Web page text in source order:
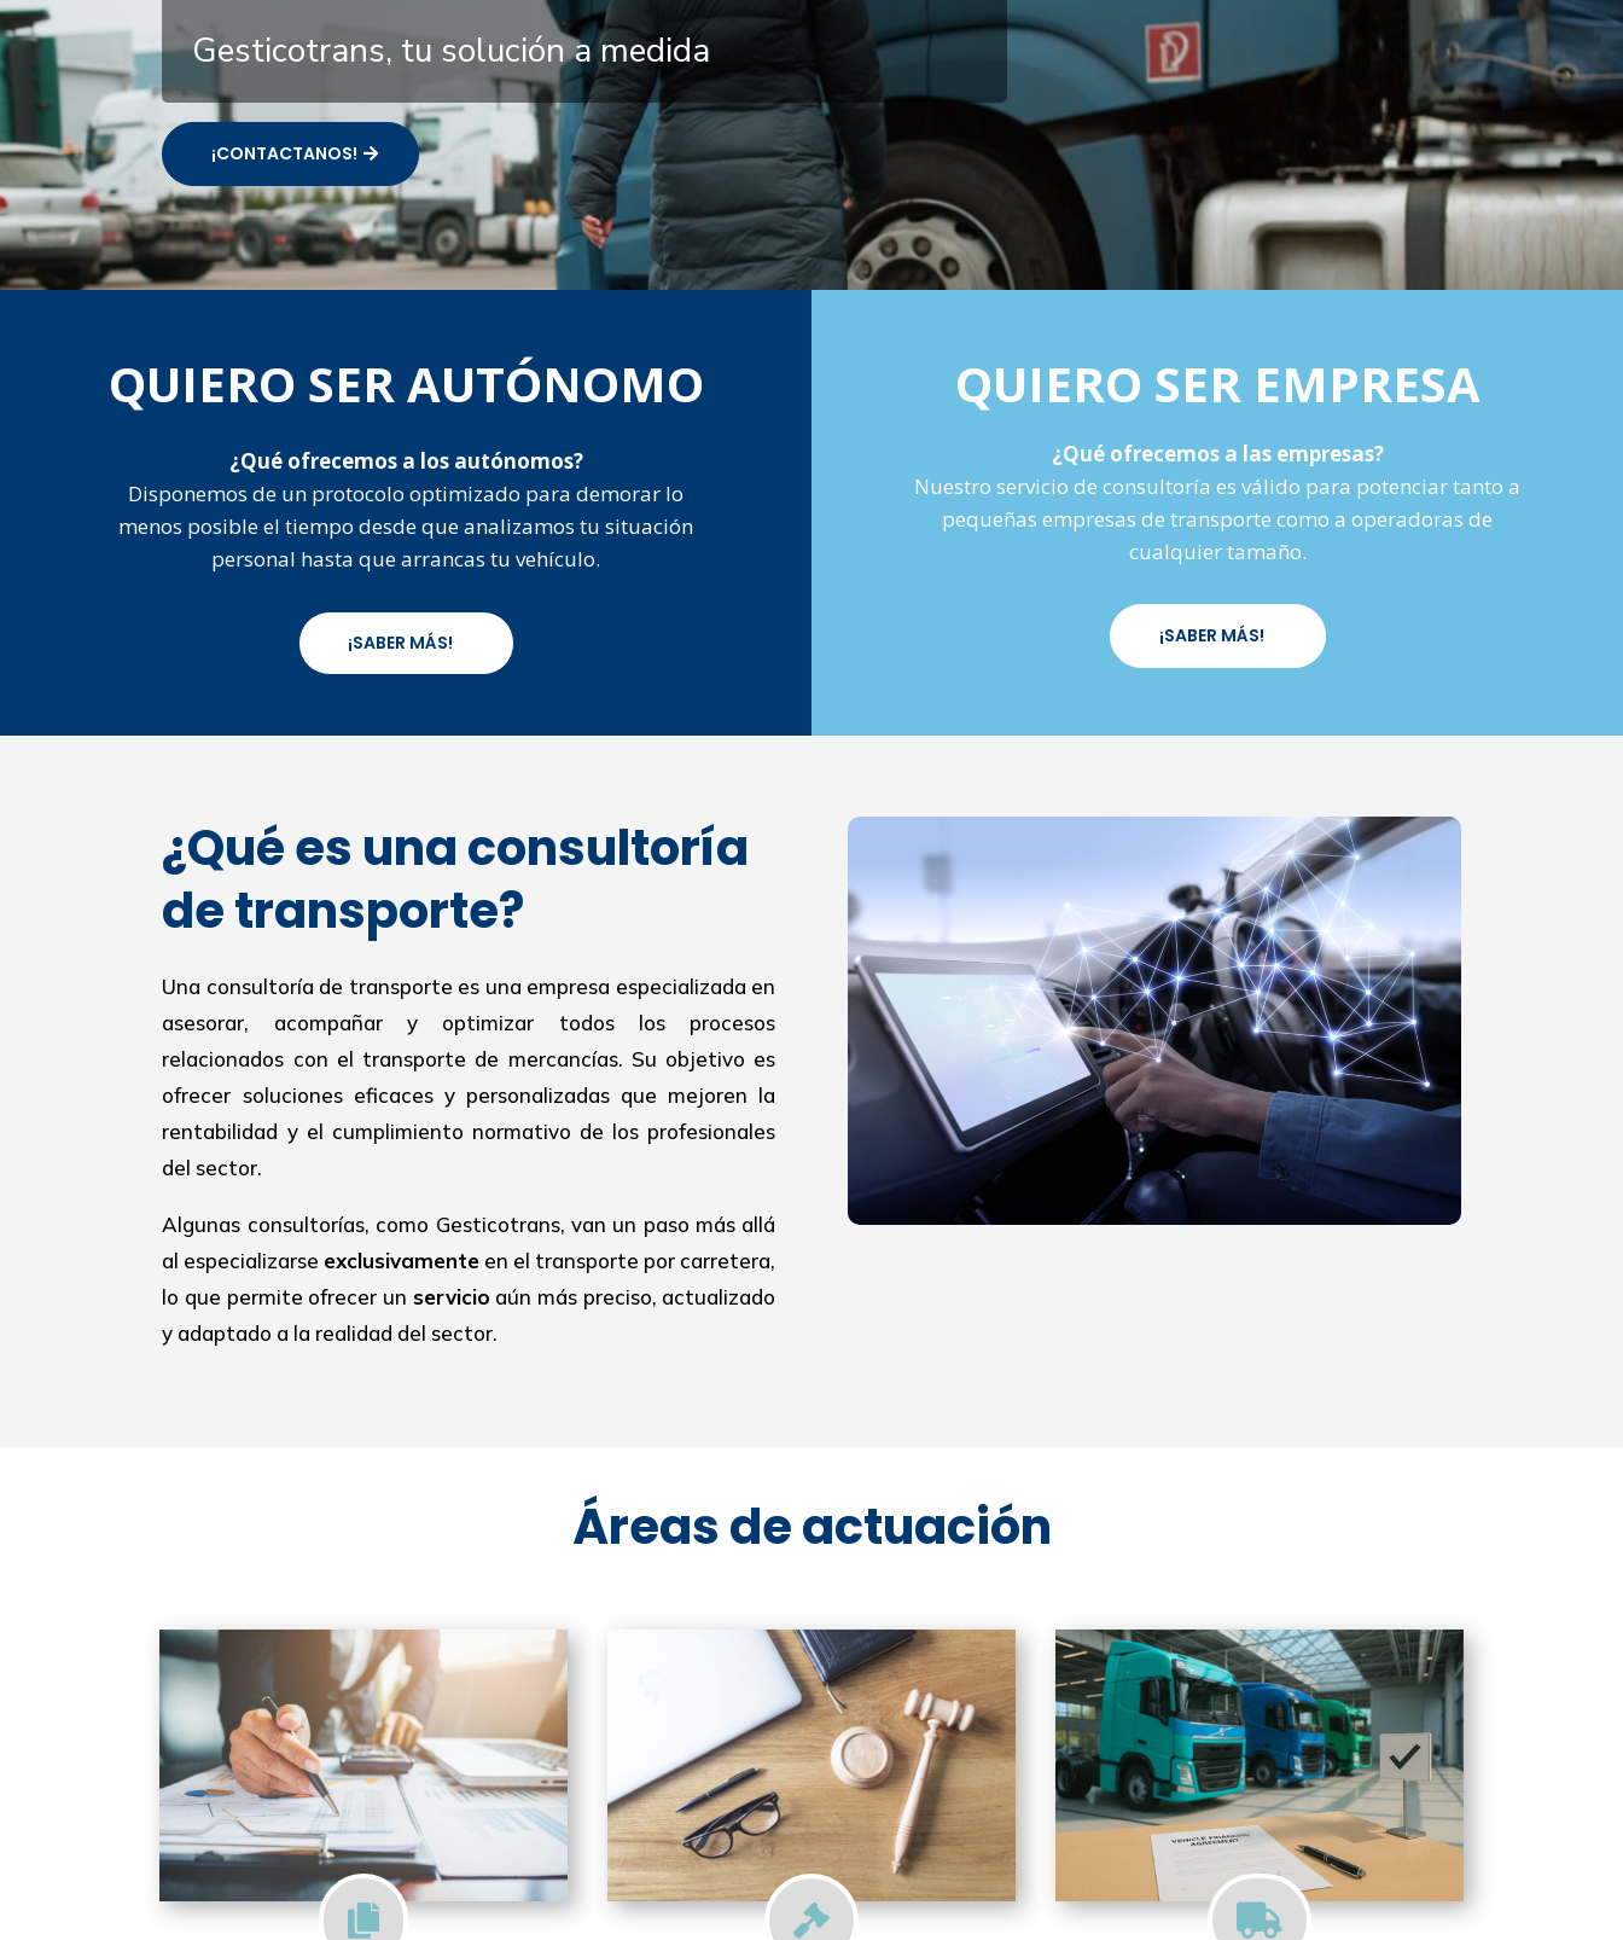
Gesticotrans, tu solución a medida
¡CONTACTANOS!
QUIERO SER AUTÓNOMO
¿Qué ofrecemos a los autónomos?
Disponemos de un protocolo optimizado para demorar lo
menos posible el tiempo desde que analizamos tu situación
personal hasta que arrancas tu vehículo.
¡SABER MÁS!
QUIERO SER EMPRESA
¿Qué ofrecemos a las empresas?
Nuestro servicio de consultoría es válido para potenciar tanto a
pequeñas empresas de transporte como a operadoras de
cualquier tamaño.
¡SABER MÁS!
¿Qué es una consultoría
de transporte?
Una consultoría de transporte es una empresa especializada en
asesorar, acompañar y optimizar todos los procesos
relacionados con el transporte de mercancías. Su objetivo es
ofrecer soluciones eficaces y personalizadas que mejoren la
rentabilidad y el cumplimiento normativo de los profesionales
del sector.
Algunas consultorías, como Gesticotrans, van un paso más allá
al especializarse exclusivamente en el transporte por carretera,
lo que permite ofrecer un servicio aún más preciso, actualizado
y adaptado a la realidad del sector.
Áreas de actuación
  